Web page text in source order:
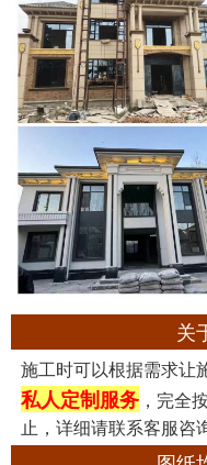
关
施工时可以根据需求让
私人定制服务，完全
止，详细请联系客服咨询